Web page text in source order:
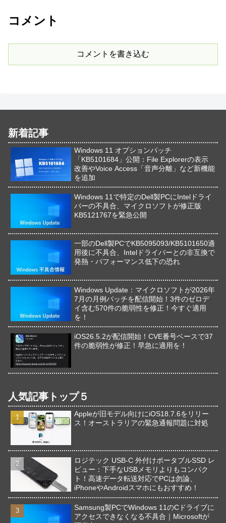
コメント
コメントを書き込む
新着記事
Windows 11 オプションパッチ
「KB5101684」公開：File Explorerの表示
改善やVoice Access「音声分離」など新機能
を追加
Windows 11で特定のDell製PCにIntelドライ
バーの不具合、マイクロソフトが修正版
KB5121767を緊急公開
一部のDell製PCでKB5095093/KB5101650適
用後に不具合、Intelドライバーとの非互換で
発熱・パフォーマンス低下の恐れ
Windows Update：マイクロソフトが2026年
7月の月例パッチを配信開始！3件のゼロデ
イ含む570件の脆弱性を修正！今すぐ適用
を！
iOS26.5.2が配信開始！CVE番号ベースで37
件の脆弱性が修正！早急に適用を！
人気記事トップ５
Appleが旧モデル向けにiOS18.7.6をリリー
ス！オーストラリアの緊急通報問題に対処
ロジテック USB-C 外付けポータブルSSD レ
ビュー：下手なUSBメモリよりもコンパク
ト！高速データ転送対応でPCは勿論、
iPhoneやAndroidスマホにもおすすめ！
Samsung製PCでWindows 11のCドライブに
アクセスできなくなる不具合｜Microsoftが